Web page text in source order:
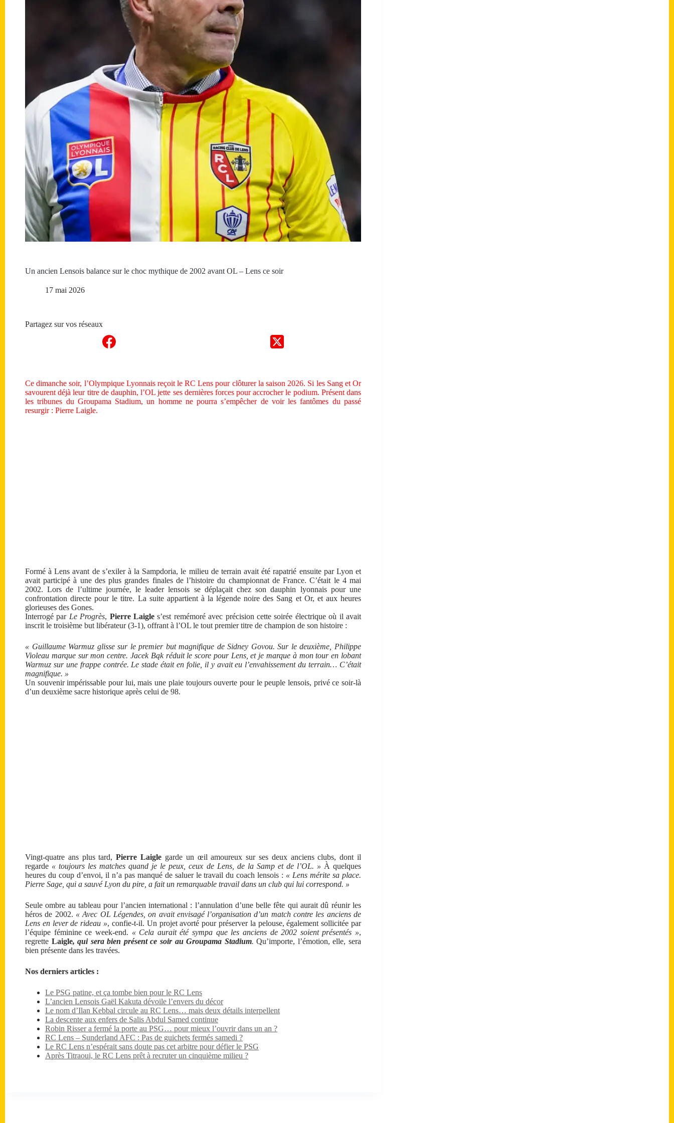
Un ancien Lensois balance sur le choc mythique de 2002 avant OL – Lens ce soir
17 mai 2026
Partagez sur vos réseaux
Ce dimanche soir, l’Olympique Lyonnais reçoit le RC Lens pour clôturer la saison 2026. Si les Sang et Or
savourent déjà leur titre de dauphin, l’OL jette ses dernières forces pour accrocher le podium. Présent dans
les tribunes du Groupama Stadium, un homme ne pourra s’empêcher de voir les fantômes du passé
resurgir : Pierre Laigle.
Formé à Lens avant de s’exiler à la Sampdoria, le milieu de terrain avait été rapatrié ensuite par Lyon et
avait participé à une des plus grandes finales de l’histoire du championnat de France. C’était le 4 mai
2002. Lors de l’ultime journée, le leader lensois se déplaçait chez son dauphin lyonnais pour une
confrontation directe pour le titre. La suite appartient à la légende noire des Sang et Or, et aux heures
glorieuses des Gones.
Interrogé par Le Progrès, Pierre Laigle s’est remémoré avec précision cette soirée électrique où il avait
inscrit le troisième but libérateur (3-1), offrant à l’OL le tout premier titre de champion de son histoire :
« Guillaume Warmuz glisse sur le premier but magnifique de Sidney Govou. Sur le deuxième, Philippe
Violeau marque sur mon centre. Jacek Bąk réduit le score pour Lens, et je marque à mon tour en lobant
Warmuz sur une frappe contrée. Le stade était en folie, il y avait eu l’envahissement du terrain… C’était
magnifique. »
Un souvenir impérissable pour lui, mais une plaie toujours ouverte pour le peuple lensois, privé ce soir-là
d’un deuxième sacre historique après celui de 98.
Vingt-quatre ans plus tard,Pierre Laigle garde un œil amoureux sur ses deux anciens clubs, dont il
regarde « toujours les matches quand je le peux, ceux de Lens, de la Samp et de l’OL. » À quelques
heures du coup d’envoi, il n’a pas manqué de saluer le travail du coach lensois : « Lens mérite sa place.
Pierre Sage, qui a sauvé Lyon du pire, a fait un remarquable travail dans un club qui lui correspond. »
Seule ombre au tableau pour l’ancien international : l’annulation d’une belle fête qui aurait dû réunir les
héros de 2002. « Avec OL Légendes, on avait envisagé l’organisation d’un match contre les anciens de
Lens en lever de rideau », confie-t-il. Un projet avorté pour préserver la pelouse, également sollicitée par
l’équipe féminine ce week-end. « Cela aurait été sympa que les anciens de 2002 soient présentés »,
regrette Laigle, qui sera bien présent ce soir au Groupama Stadium. Qu’importe, l’émotion, elle, sera
bien présente dans les travées.
Nos derniers articles :
Le PSG patine, et ça tombe bien pour le RC Lens
L’ancien Lensois Gaël Kakuta dévoile l’envers du décor
Le nom d’Ilan Kebbal circule au RC Lens… mais deux détails interpellent
La descente aux enfers de Salis Abdul Samed continue
Robin Risser a fermé la porte au PSG… pour mieux l’ouvrir dans un an ?
RC Lens – Sunderland AFC : Pas de guichets fermés samedi ?
Le RC Lens n’espérait sans doute pas cet arbitre pour défier le PSG
Après Titraoui, le RC Lens prêt à recruter un cinquième milieu ?